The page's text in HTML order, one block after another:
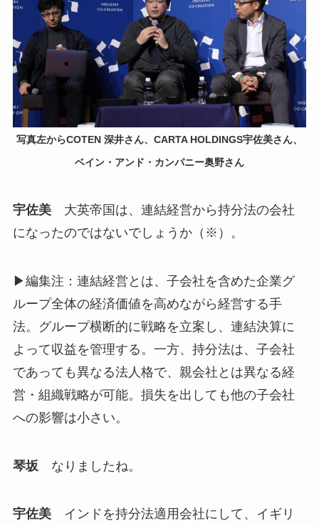
写真左からCOTEN 深井さん、CARTA HOLDINGS宇佐美さん、
ベイン・アンド・カンパニー奥野さん
宇佐美大英帝国は、連結経営から持分法の会社
になったのではないでしょうか（※）。
▶編集注：連結経営とは、子会社を含めた企業グ
ループ全体の経済価値を高めながら経営する手
法。グループ横断的に戦略を立案し、連結決算に
よって収益を管理する。一方、持分法は、子会社
であっても異なる法人格で、親会社とは異なる経
営・組織戦略が可能。損失を出しても他の子会社
への影響は小さい。
琴坂 なりましたね。
宇佐美インドを持分法適用会社にして、イギリ